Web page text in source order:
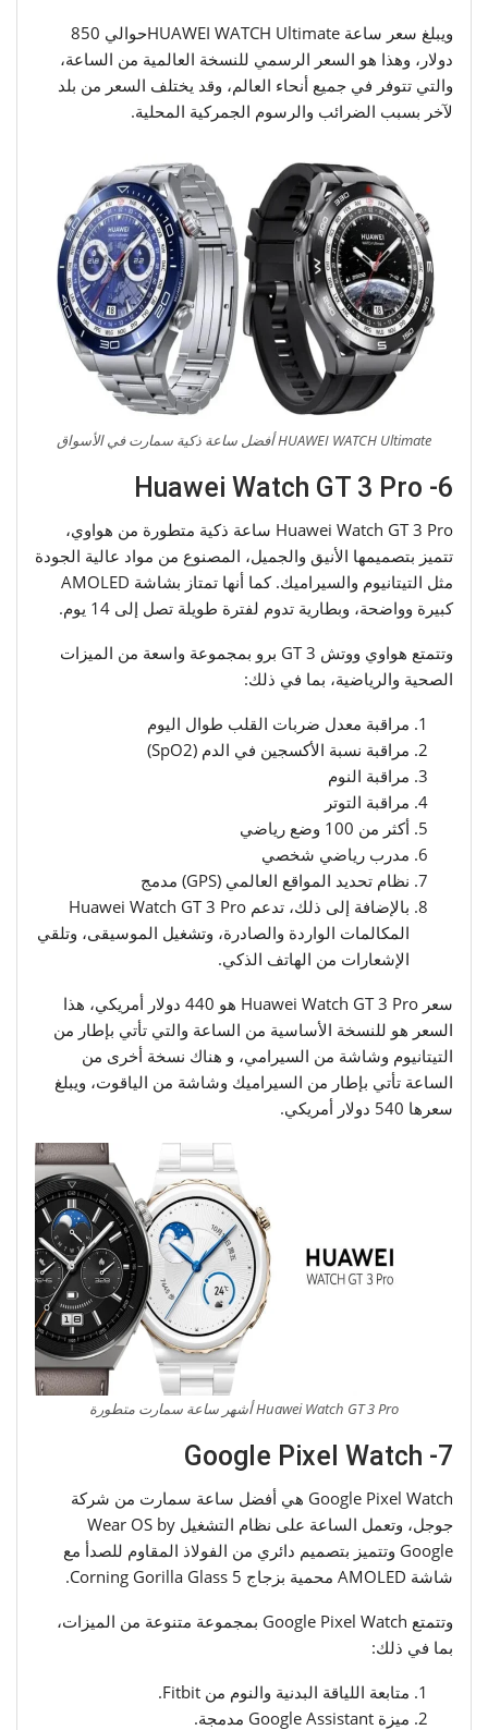
ويبلغ سعر ساعة HUAWEI WATCH Ultimateحوالي 850
دولار، وهذا هو السعر الرسمي للنسخة العالمية من الساعة،
والتي تتوفر في جميع أنحاء العالم، وقد يختلف السعر من بلد
لآخر بسبب الضرائب والرسوم الجمركية المحلية.
HUAWEI WATCH Ultimate أفضل ساعة ذكية سمارت في الأسواق
6- Huawei Watch GT 3 Pro
Huawei Watch GT 3 Pro ساعة ذكية متطورة من هواوي،
تتميز بتصميمها الأنيق والجميل، المصنوع من مواد عالية الجودة
مثل التيتانيوم والسيراميك. كما أنها تمتاز بشاشة AMOLED
كبيرة وواضحة، وبطارية تدوم لفترة طويلة تصل إلى 14 يوم.
وتتمتع هواوي ووتش GT 3 برو بمجموعة واسعة من الميزات
الصحية والرياضية، بما في ذلك:
مراقبة معدل ضربات القلب طوال اليوم
مراقبة نسبة الأكسجين في الدم (SpO2)
مراقبة النوم
مراقبة التوتر
أكثر من 100 وضع رياضي
مدرب رياضي شخصي
نظام تحديد المواقع العالمي (GPS) مدمج
بالإضافة إلى ذلك، تدعم Huawei Watch GT 3 Pro
المكالمات الواردة والصادرة، وتشغيل الموسيقى، وتلقي
الإشعارات من الهاتف الذكي.
سعر Huawei Watch GT 3 Pro هو 440 دولار أمريكي، هذا
السعر هو للنسخة الأساسية من الساعة والتي تأتي بإطار من
التيتانيوم وشاشة من السيرامي، و هناك نسخة أخرى من
الساعة تأتي بإطار من السيراميك وشاشة من الياقوت، ويبلغ
سعرها 540 دولار أمريكي.
Huawei Watch GT 3 Pro أشهر ساعة سمارت متطورة
7- Google Pixel Watch
Google Pixel Watch هي أفضل ساعة سمارت من شركة
جوجل، وتعمل الساعة على نظام التشغيل Wear OS by
Google وتتميز بتصميم دائري من الفولاذ المقاوم للصدأ مع
شاشة AMOLED محمية بزجاج Corning Gorilla Glass 5.
وتتمتع Google Pixel Watch بمجموعة متنوعة من الميزات،
بما في ذلك:
متابعة اللياقة البدنية والنوم من Fitbit.
ميزة Google Assistant مدمجة.